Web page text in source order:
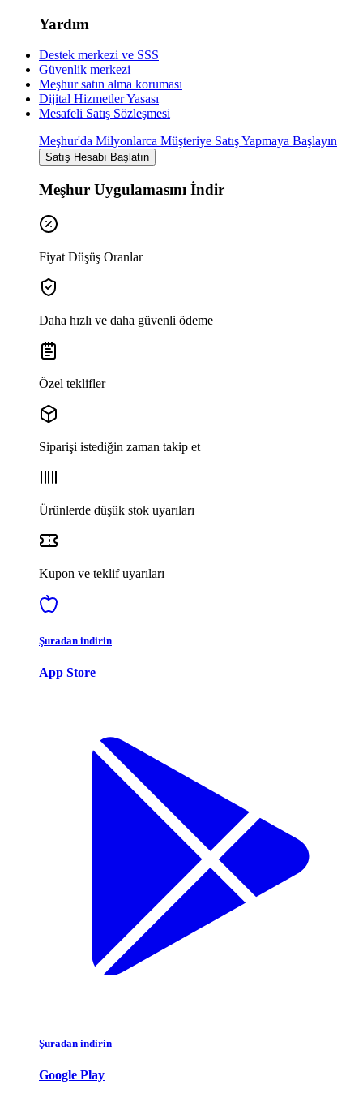
Yardım
Destek merkezi ve SSS
Güvenlik merkezi
Meşhur satın alma koruması
Dijital Hizmetler Yasası
Mesafeli Satış Sözleşmesi
Meşhur'da Milyonlarca Müşteriye Satış Yapmaya Başlayın
Satış Hesabı Başlatın
Meşhur Uygulamasını İndir
Fiyat Düşüş Oranlar
Daha hızlı ve daha güvenli ödeme
Özel teklifler
Siparişi istediğin zaman takip et
Ürünlerde düşük stok uyarıları
Kupon ve teklif uyarıları
Şuradan indirin
App Store
Şuradan indirin
Google Play